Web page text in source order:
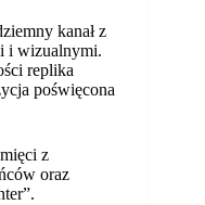
kanał z
i wizualnymi.
replika
poświęcona
z
oraz